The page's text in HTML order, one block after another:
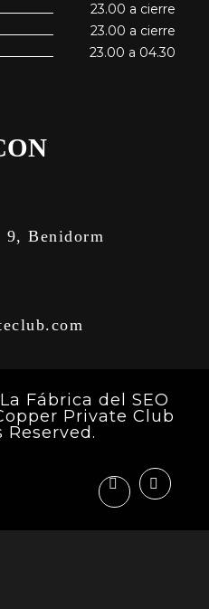
23.00 a cierre
23.00 a cierre
23.00 a 04.30
9, Benidorm
La Fábrica del SEO
Private Club